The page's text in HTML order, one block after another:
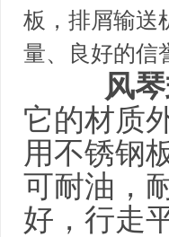
板，排屑输送
量、良好的信
风
它的材质
用不锈钢
可耐油，
好，行走